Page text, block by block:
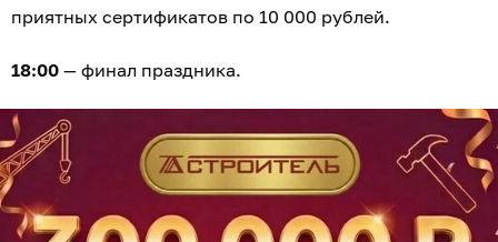
приятных сертификатов по 10 000 рублей.
18:00 — финал праздника.